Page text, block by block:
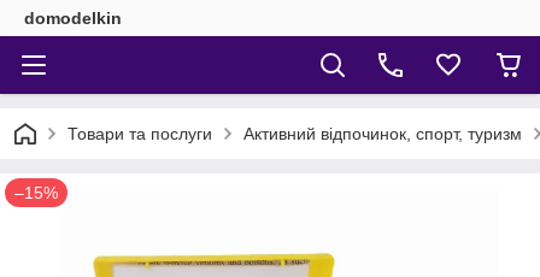
domodelkin
Товари та послуги Активний відпочинок, спорт, туризм
–15%